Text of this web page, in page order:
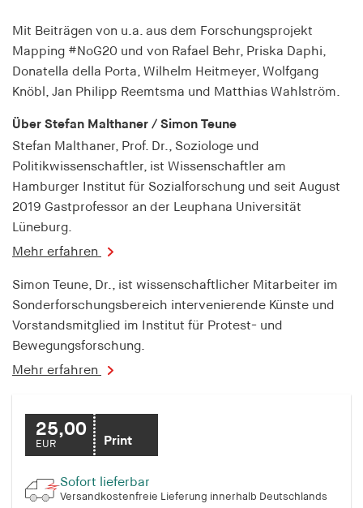
Mit Beiträgen von u.a. aus dem Forschungsprojekt
Mapping #NoG20 und von Rafael Behr, Priska Daphi,
Donatella della Porta, Wilhelm Heitmeyer, Wolfgang
Knöbl, Jan Philipp Reemtsma und Matthias Wahlström.
Über Stefan Malthaner / Simon Teune
Stefan Malthaner, Prof. Dr., Soziologe und
Politikwissenschaftler, ist Wissenschaftler am
Hamburger Institut für Sozialforschung und seit August
2019 Gastprofessor an der Leuphana Universität
Lüneburg.
Mehr erfahren
Simon Teune, Dr., ist wissenschaftlicher Mitarbeiter im
Sonderforschungsbereich intervenierende Künste und
Vorstandsmitglied im Institut für Protest- und
Bewegungsforschung.
Mehr erfahren
25,00
EUR Print
Sofort lieferbar
Versandkostenfreie Lieferung innerhalb Deutschlands
Cookie Laufzeit:
Sitzung
fonts_loaded
fonts_loaded
Anbieter:
hamburger-edition.de
Cookie Laufzeit:
7 Tage